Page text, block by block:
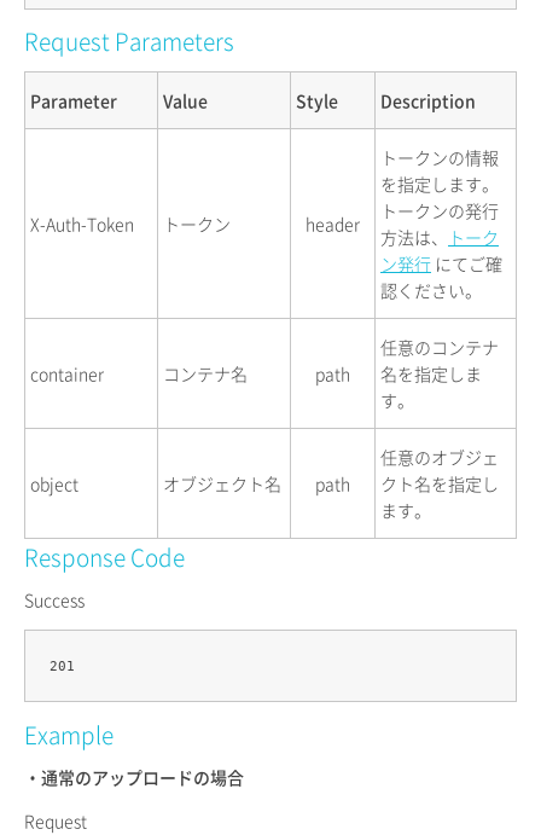
Request Parameters
Parameter Value Style Description
X-Auth-Token トークン header
トークンの情報
を指定します。
トークンの発行
方法は、
トーク
ン発行 にてご確
認ください。
container コンテナ名 path
任意のコンテナ
名を指定しま
す。
object オブジェクト名 path
任意のオブジェ
クト名を指定し
ます。
Response Code
Success
Example
・通常のアップロードの場合
Request